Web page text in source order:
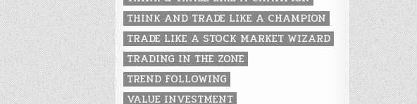
THINK AND TRADE LIKE A CHAMPION
TRADE LIKE A STOCK MARKET WIZARD
TRADING IN THE ZONE
TREND FOLLOWING
VALUE INVESTMENT